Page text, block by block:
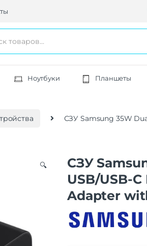
Ноутбуки Планшеты
СЗУ Samsung 35W
🔍
СЗУ
USB/USB-
Adapter